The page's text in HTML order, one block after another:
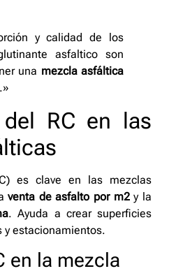
y calidad de los
asfaltico son
una mezcla asfáltica
RC en las
es clave en las mezclas
venta de asfalto por m2y la
. Ayuda a crear superficies
y estacionamientos.
en la mezcla